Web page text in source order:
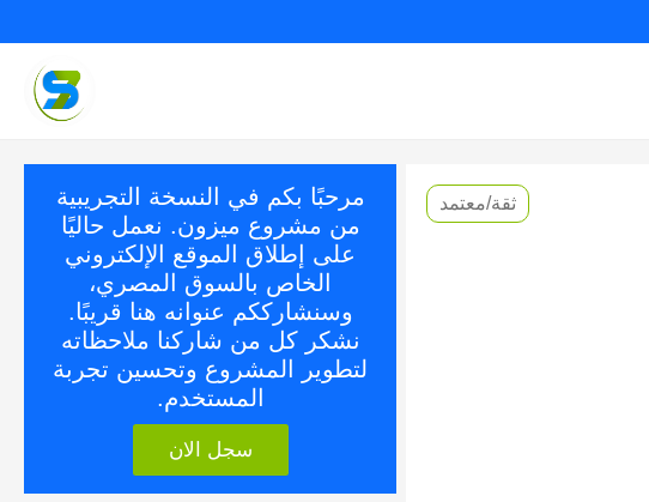
ثقة/معتمد
مرحبًا بكم في النسخة التجريبية
من مشروع ميزون. نعمل حاليًا
على إطلاق الموقع الإلكتروني
الخاص بالسوق المصري،
وسنشارككم عنوانه هنا قريبًا.
نشكر كل من شاركنا ملاحظاته
لتطوير المشروع وتحسين تجربة
المستخدم.
سجل الان